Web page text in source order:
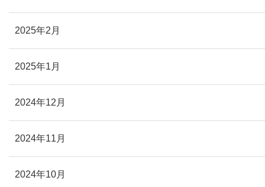
2025年2月
2025年1月
2024年12月
2024年11月
2024年10月